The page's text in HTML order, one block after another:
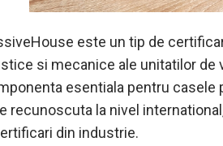
este un tip de
si mecanice ale unitatilor de
esentiala pentru casele
recunoscuta la nivel
din industrie.